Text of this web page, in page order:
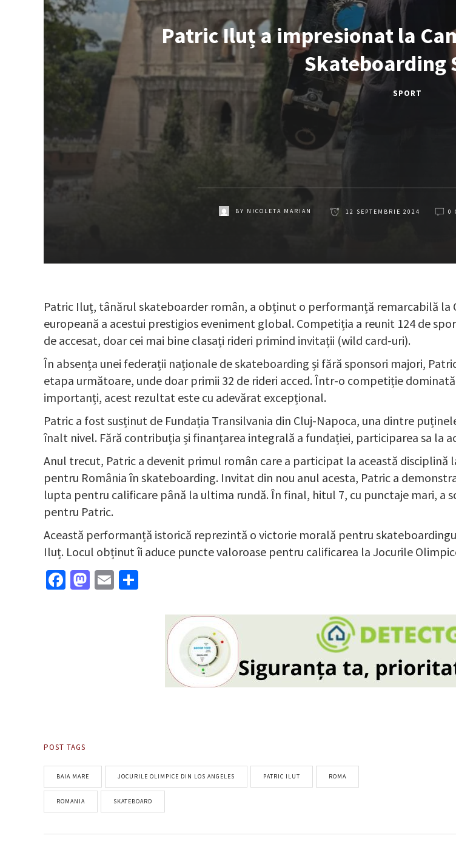
Patric Iluț a impresionat la
Skateboarding
SPORT
BY NICOLETA MARIAN 12 SEPTEMBRIE 2024 0
Patric Iluț, tânărul skateboarder român, a obținut o performanță remarcabilă
europeană a acestui prestigios eveniment global. Competiția a reunit 124 de
de accesat, doar cei mai bine clasați rideri primind invitații (wild card-uri).
În absența unei federații naționale de skateboarding și fără sponsori majori,
etapa următoare, unde doar primii 32 de rideri acced. Într-o competiție
importanți, acest rezultat este cu adevărat excepțional.
Patric a fost susținut de Fundația Transilvania din Cluj-Napoca, una dintre
înalt nivel. Fără contribuția și finanțarea integrală a fundației, participarea sa la
Anul trecut, Patric a devenit primul român care a participat la această
pentru România în skateboarding. Invitat din nou anul acesta, Patric a
lupta pentru calificare până la ultima rundă. În final, hitul 7, cu punctaje mari, a
pentru Patric.
Această performanță istorică reprezintă o victorie morală pentru
Iluț. Locul obținut îi aduce puncte valoroase pentru calificarea la Jocurile
Facebook
Mastodon
Email
POST TAGS
BAIA MARE JOCURILE OLIMPICE DIN LOS ANGELES PATRIC ILUT ROMA
ROMANIA SKATEBOARD